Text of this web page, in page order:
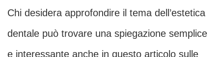
Chi desidera approfondire il tema dell’estetica
dentale può trovare una spiegazione semplice
e interessante anche in questo articolo sulle